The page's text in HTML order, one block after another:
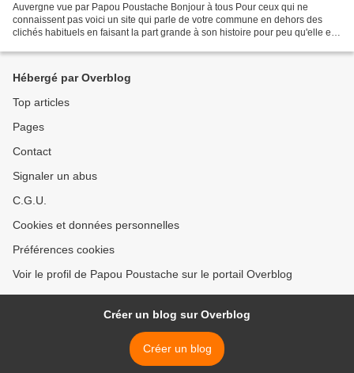
Auvergne vue par Papou Poustache Bonjour à tous Pour ceux qui ne
connaissent pas voici un site qui parle de votre commune en dehors des
clichés habituels en faisant la part grande à son histoire pour peu qu'elle en
Hébergé par Overblog
Top articles
Pages
Contact
Signaler un abus
C.G.U.
Cookies et données personnelles
Préférences cookies
Voir le profil de Papou Poustache sur le portail Overblog
Créer un blog sur Overblog
Créer un blog